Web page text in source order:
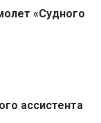
«Судного
ассистента